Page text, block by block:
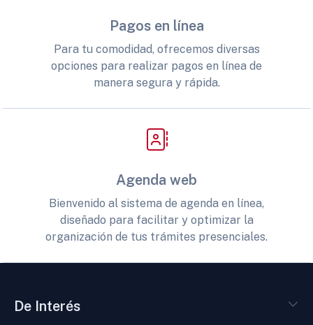
Pagos en línea
Para tu comodidad, ofrecemos diversas
opciones para realizar pagos en línea de
manera segura y rápida.
Agenda web
Bienvenido al sistema de agenda en línea,
diseñado para facilitar y optimizar la
organización de tus trámites presenciales.
De Interés